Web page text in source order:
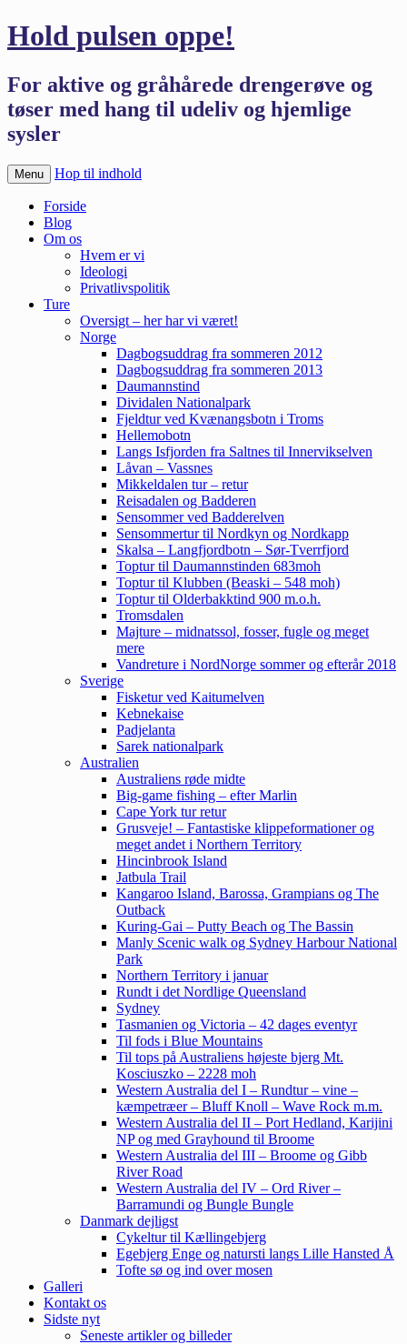
Hold pulsen oppe!
For aktive og gråhårede drengerøve og
tøser med hang til udeliv og hjemlige
sysler
Menu Hop til indhold
Forside
Blog
Om os
Hvem er vi
Ideologi
Privatlivspolitik
Ture
Oversigt – her har vi været!
Norge
Dagbogsuddrag fra sommeren 2012
Dagbogsuddrag fra sommeren 2013
Daumannstind
Dividalen Nationalpark
Fjeldtur ved Kvænangsbotn i Troms
Hellemobotn
Langs Isfjorden fra Saltnes til Innervikselven
Låvan – Vassnes
Mikkeldalen tur – retur
Reisadalen og Badderen
Sensommer ved Badderelven
Sensommertur til Nordkyn og Nordkapp
Skalsa – Langfjordbotn – Sør-Tverrfjord
Toptur til Daumannstinden 683moh
Toptur til Klubben (Beaski – 548 moh)
Toptur til Olderbakktind 900 m.o.h.
Tromsdalen
Majture – midnatssol, fosser, fugle og meget
mere
Vandreture i NordNorge sommer og efterår 2018
Sverige
Fisketur ved Kaitumelven
Kebnekaise
Padjelanta
Sarek nationalpark
Australien
Australiens røde midte
Big-game fishing – efter Marlin
Cape York tur retur
Grusveje! – Fantastiske klippeformationer og
meget andet i Northern Territory
Hincinbrook Island
Jatbula Trail
Kangaroo Island, Barossa, Grampians og The
Outback
Kuring-Gai – Putty Beach og The Bassin
Manly Scenic walk og Sydney Harbour National
Park
Northern Territory i januar
Rundt i det Nordlige Queensland
Sydney
Tasmanien og Victoria – 42 dages eventyr
Til fods i Blue Mountains
Til tops på Australiens højeste bjerg Mt.
Kosciuszko – 2228 moh
Western Australia del I – Rundtur – vine –
kæmpetræer – Bluff Knoll – Wave Rock m.m.
Western Australia del II – Port Hedland, Karijini
NP og med Grayhound til Broome
Western Australia del III – Broome og Gibb
River Road
Western Australia del IV – Ord River –
Barramundi og Bungle Bungle
Danmark dejligst
Cykeltur til Kællingebjerg
Egebjerg Enge og natursti langs Lille Hansted Å
Tofte sø og ind over mosen
Galleri
Kontakt os
Sidste nyt
Seneste artikler og billeder